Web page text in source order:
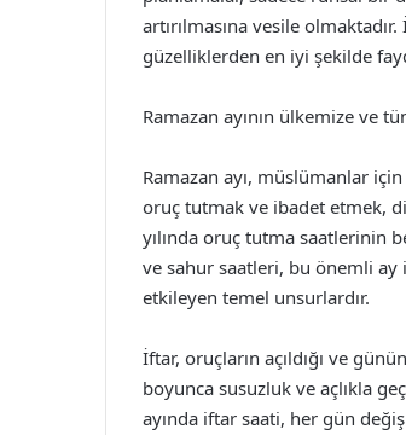
artırılmasına vesile
güzelliklerden en iyi şekilde
Ramazan ayının ülkemize ve
Ramazan ayı, müslümanlar
oruç tutmak ve ibadet etmek,
yılında oruç tutma saatlerinin
ve sahur saatleri, bu önemli ay
etkileyen temel unsurlardır.
İftar, oruçların açıldığı ve
boyunca susuzluk ve açlıkla
ayında iftar saati, her gün